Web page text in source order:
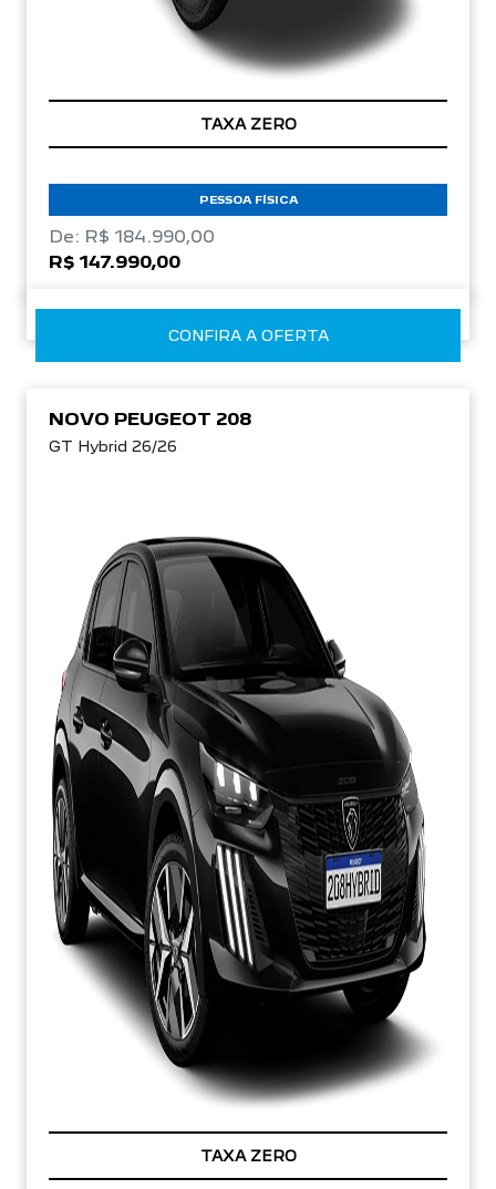
TAXA ZERO
PESSOA FÍSICA
De: R$ 184.990,00
R$ 147.990,00
CONFIRA A OFERTA
NOVO PEUGEOT 208
GT Hybrid 26/26
TAXA ZERO